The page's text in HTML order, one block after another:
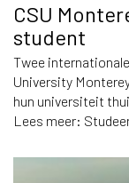
CSU
student
Twee
University
hun universiteit
Lees meer: